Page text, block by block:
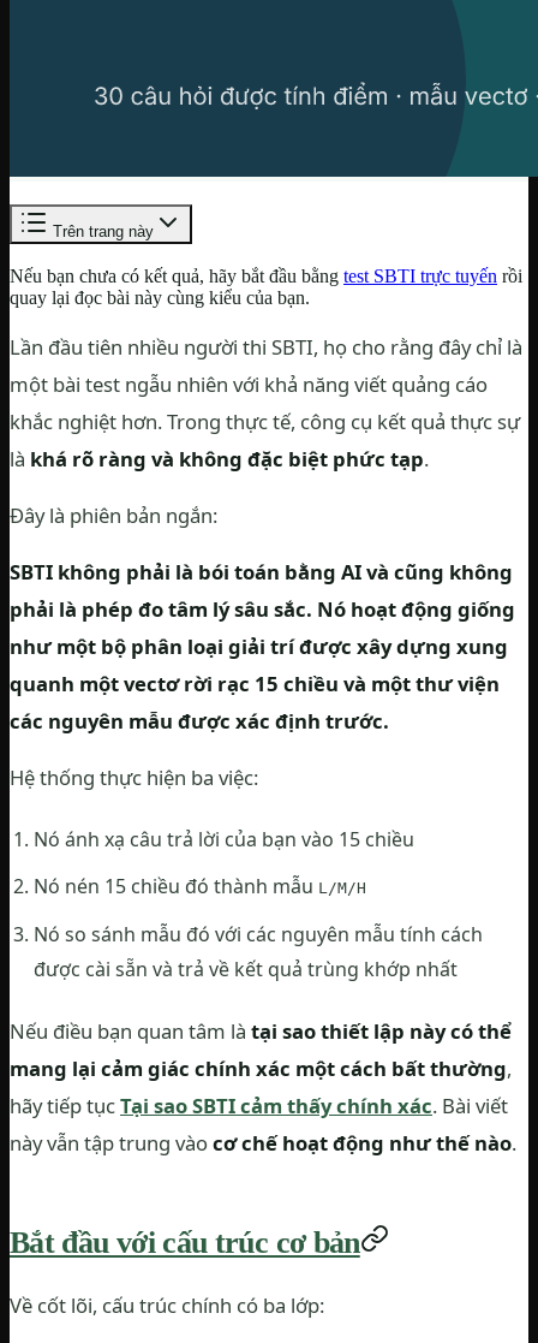
Trên trang này
Nếu bạn chưa có kết quả, hãy bắt đầu bằng test SBTI trực tuyến rồi
quay lại đọc bài này cùng kiểu của bạn.
Lần đầu tiên nhiều người thi SBTI, họ cho rằng đây chỉ là
một bài test ngẫu nhiên với khả năng viết quảng cáo
khắc nghiệt hơn. Trong thực tế, công cụ kết quả thực sự
là khá rõ ràng và không đặc biệt phức tạp.
Đây là phiên bản ngắn:
SBTI không phải là bói toán bằng AI và cũng không
phải là phép đo tâm lý sâu sắc. Nó hoạt động giống
như một bộ phân loại giải trí được xây dựng xung
quanh một vectơ rời rạc 15 chiều và một thư viện
các nguyên mẫu được xác định trước.
Hệ thống thực hiện ba việc:
Nó ánh xạ câu trả lời của bạn vào 15 chiều
Nó nén 15 chiều đó thành mẫu L/M/H
Nó so sánh mẫu đó với các nguyên mẫu tính cách
được cài sẵn và trả về kết quả trùng khớp nhất
Nếu điều bạn quan tâm là tại sao thiết lập này có thể
mang lại cảm giác chính xác một cách bất thường,
hãy tiếp tụcTại sao SBTI cảm thấy chính xác. Bài viết
này vẫn tập trung vàocơ chế hoạt động như thế nào.
Bắt đầu với cấu trúc cơ bản
Về cốt lõi, cấu trúc chính có ba lớp: